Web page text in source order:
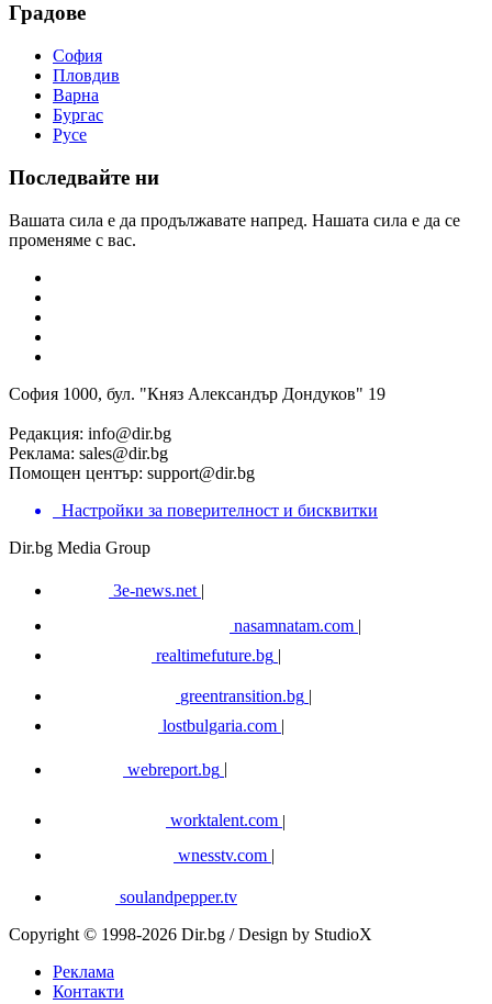
Градове
София
Пловдив
Варна
Бургас
Русе
Последвайте ни
Вашата сила е да продължавате напред. Нашата сила е да се
променяме с вас.
София 1000, бул. "Княз Александър Дондуков" 19
Редакция: info@dir.bg
Реклама: sales@dir.bg
Помощен център: support@dir.bg
Настройки за поверителност и бисквитки
Dir.bg Media Group
3e-news.net |
nasamnatam.com |
realtimefuture.bg |
greentransition.bg |
lostbulgaria.com |
webreport.bg
worktalent.com |
wnesstv.com |
soulandpepper.tv
Copyright © 1998-2026 Dir.bg / Design by StudioX
Реклама
Контакти